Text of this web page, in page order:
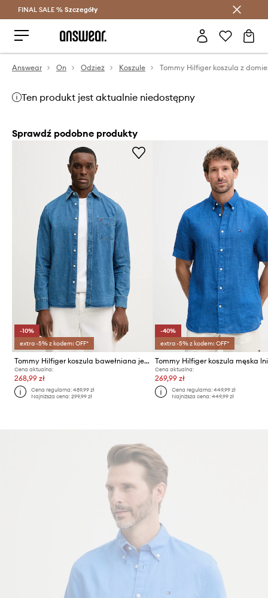
Oszczędzaj z Answear Club >
FINAL SALE % Szczegóły
Answear On Odzież Koszule
Ten produkt jest aktualnie niedostępny
Sprawdź podobne produkty
-10%
extra -5% z kodem: OFF*
Tommy Hilfiger koszula bawełniana jeansowa
Cena aktualna:
268,99 zł
Cena regularna:489,99 zł
Najniższa cena:299,99 zł
-40%
extra -5% z kodem: OFF*
Tommy Hilfiger koszula męska
Cena aktualna:
269,99 zł
Cena regularna: 449,99 zł
Najniższa cena: 449,99 zł